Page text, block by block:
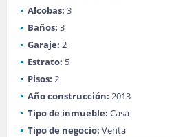
Alcobas: 3
Baños: 3
Garaje: 2
Estrato: 5
Pisos: 2
Año construcción: 2013
Tipo de inmueble: Casa
Tipo de negocio: Venta